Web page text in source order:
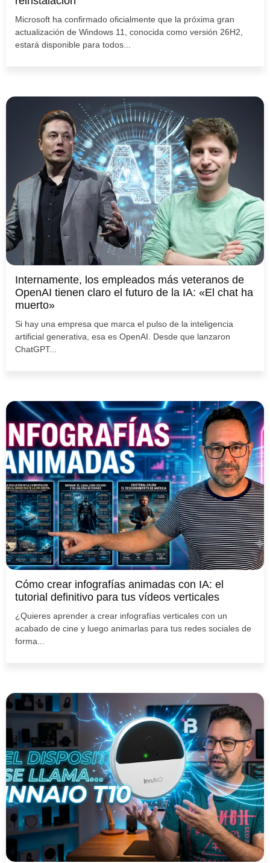
Microsoft ha confirmado oficialmente que la próxima gran
actualización de Windows 11, conocida como versión 26H2,
estará disponible para todos...
Internamente, los empleados más veteranos de
OpenAI tienen claro el futuro de la IA: «El chat ha
muerto»
Si hay una empresa que marca el pulso de la inteligencia
artificial generativa, esa es OpenAI. Desde que lanzaron
ChatGPT...
Cómo crear infografías animadas con IA: el
tutorial definitivo para tus vídeos verticales
¿Quieres aprender a crear infografías verticales con un
acabado de cine y luego animarlas para tus redes sociales de
forma...